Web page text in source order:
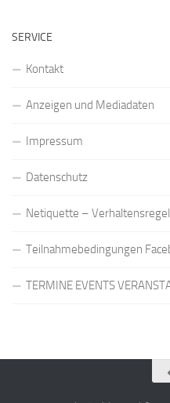
SERVICE
Kontakt
Anzeigen und Mediadaten
Impressum
Datenschutz
Netiquette –
Teilnahmebedingungen
TERMINE EVENTS